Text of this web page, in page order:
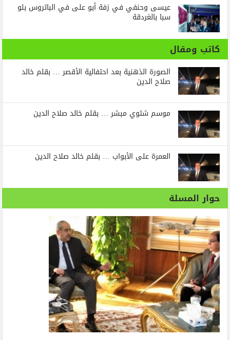
عيسى وحنفي في زفة أبو على في الباتروس بلو
سبا بالغردقة
كاتب ومقال
الصورة الذهنية بعد احتفالية الأقصر … بقلم خالد
صلاح الدين
موسم شتوي مبشر … بقلم خالد صلاح الدين
العمرة على الأبواب … بقلم خالد صلاح الدين
حوار المسلة